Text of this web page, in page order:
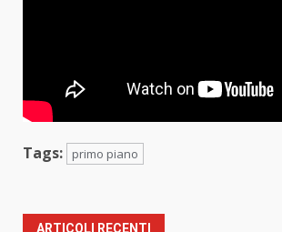
Tags: primo piano
ARTICOLI RECENTI